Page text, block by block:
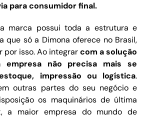
para consumidor final.
marca possui toda a estrutura e
que só a Dimona oferece no Brasil,
por isso. Ao integrarcom a solução
empresa não precisa mais se
impressão ou logística.
outras partes do seu negócio e
os maquinários de última
a maior empresa do mundo de